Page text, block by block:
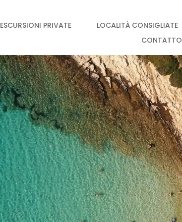
ESCURSIONI PRIVATE LOCALITÀ CONSIGLIATE
CONTATTO